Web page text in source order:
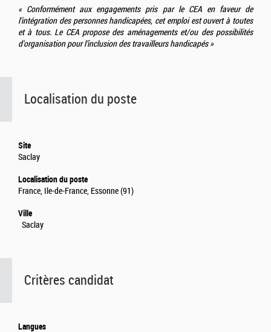
« Conformément aux engagements pris par le CEA en faveur de
l'intégration des personnes handicapées, cet emploi est ouvert à toutes
et à tous. Le CEA propose des aménagements et/ou des possibilités
d'organisation pour l’inclusion des travailleurs handicapés »
Localisation du poste
Site
Saclay
Localisation du poste
France, Ile-de-France, Essonne (91)
Ville
Saclay
Critères candidat
Langues